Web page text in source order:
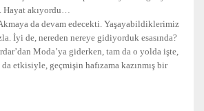
Hayat akıyordu…
da devam edecekti. Yaşayabildiklerimiz
İyi de, nereden nereye gidiyorduk esasında?
Moda’ya giderken, tam da o yolda işte,
etkisiyle, geçmişin hafızama kazınmış bir